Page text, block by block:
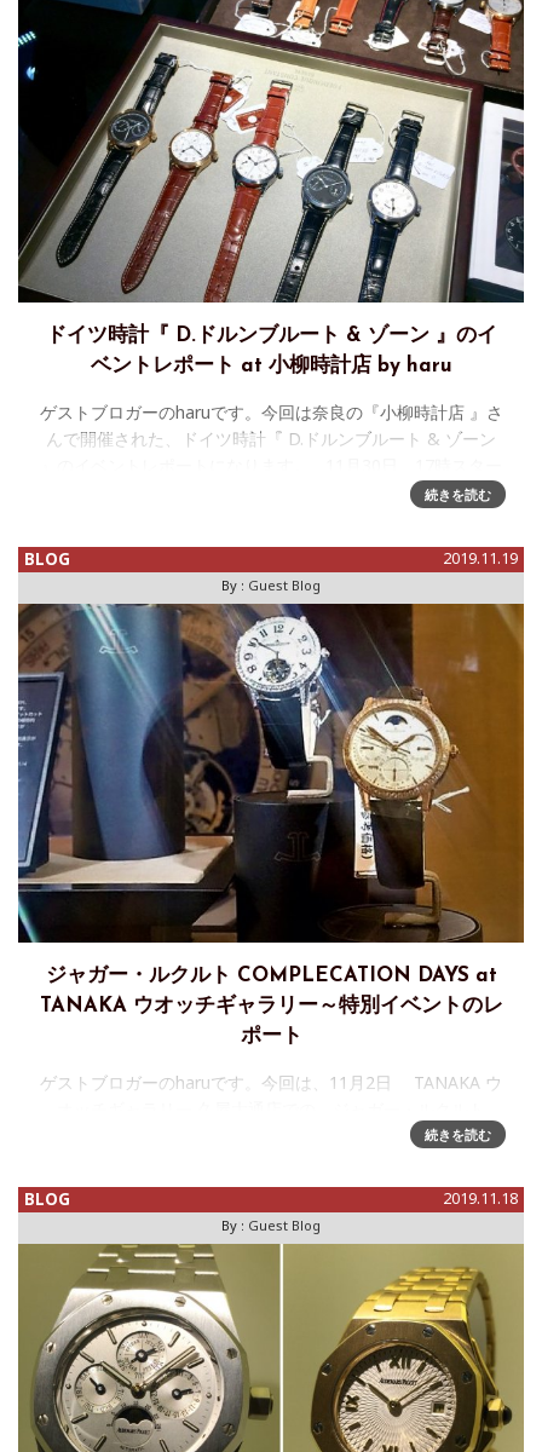
ドイツ時計『 D.ドルンブルート & ゾーン 』のイ
ベントレポート at 小柳時計店 by haru
ゲストブロガーのharuです。今回は奈良の『小柳時計店 』さ
んで開催された、ドイツ時計『 D.ドルンブルート & ゾーン
続きを読む
BLOG 2019.11.19
By : Guest Blog
ジャガー・ルクルト COMPLECATION DAYS at
TANAKA ウオッチギャラリー～特別イベントのレ
ポート
ゲストブロガーのharuです。今回は、11月2日 TANAKA ウ
COMPLECATION DAYS 特別イベントのレポートです、宜
続きを読む
BLOG 2019.11.18
By : Guest Blog